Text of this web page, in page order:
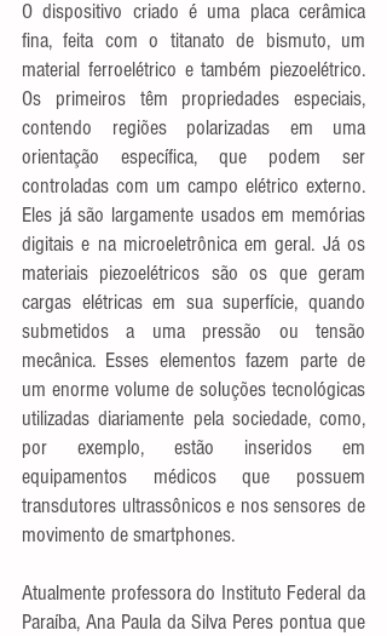
O dispositivo criado é uma placa cerâmica
fina, feita com o titanato de bismuto, um
material ferroelétrico e também piezoelétrico.
Os primeiros têm propriedades especiais,
contendo regiões polarizadas em uma
orientação específica, que podem ser
controladas com um campo elétrico externo.
Eles já são largamente usados em memórias
digitais e na microeletrônica em geral. Já os
materiais piezoelétricos são os que geram
cargas elétricas em sua superfície, quando
submetidos a uma pressão ou tensão
mecânica. Esses elementos fazem parte de
um enorme volume de soluções tecnológicas
utilizadas diariamente pela sociedade, como,
por exemplo, estão inseridos em
equipamentos médicos que possuem
transdutores ultrassônicos e nos sensores de
movimento de smartphones.
Atualmente professora do Instituto Federal da
Paraíba, Ana Paula da Silva Peres pontua que